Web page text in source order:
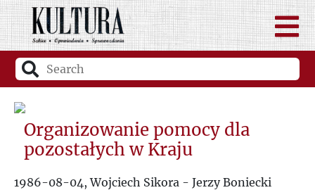
Organizowanie pomocy dla
pozostałych w Kraju
1986-08-04, Wojciech Sikora - Jerzy Boniecki